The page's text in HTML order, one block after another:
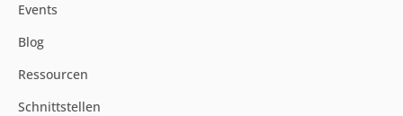
Events
Blog
Ressourcen
Schnittstellen